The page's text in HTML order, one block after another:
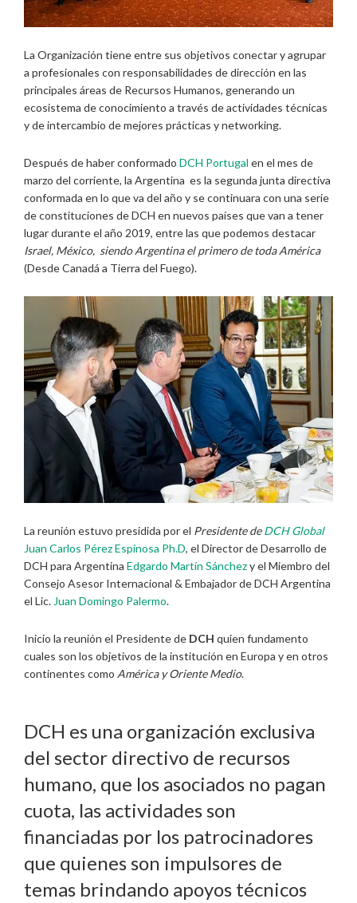
La Organización tiene entre sus objetivos conectar y agrupar
a profesionales con responsabilidades de dirección en las
principales áreas de Recursos Humanos, generando un
ecosistema de conocimiento a través de actividades técnicas
y de intercambio de mejores prácticas y networking.
Después de haber conformado DCH Portugal en el mes de
marzo del corriente, la Argentina es la segunda junta directiva
conformada en lo que va del año y se continuara con una serie
de constituciones de DCH en nuevos países que van a tener
lugar durante el año 2019, entre las que podemos destacar
Israel, México, siendo Argentina el primero de toda América
(Desde Canadá a Tierra del Fuego).
La reunión estuvo presidida por el Presidente deDCH Global
Juan Carlos Pérez Espinosa Ph.D, el Director de Desarrollo de
DCH para Argentina Edgardo Martín Sánchezy el Miembro del
Consejo Asesor Internacional & Embajador de DCH Argentina
el Lic. Juan Domingo Palermo.
Inicio la reunión el Presidente de DCH quien fundamento
cuales son los objetivos de la institución en Europa y en otros
continentes como América y Oriente Medio.
DCH es una organización exclusiva
del sector directivo de recursos
humano, que los asociados no pagan
cuota, las actividades son
financiadas por los patrocinadores
que quienes son impulsores de
temas brindando apoyos técnicos